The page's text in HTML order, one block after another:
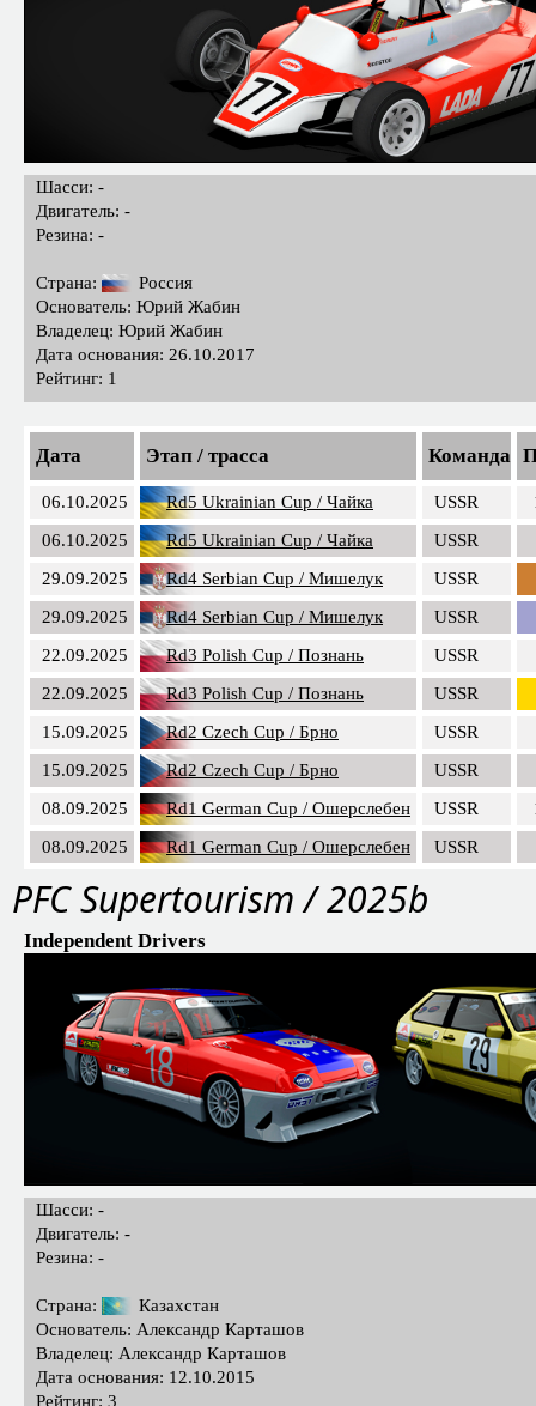
Шасси: -
Двигатель: -
Резина: -
Страна:
Россия
Основатель: Юрий Жабин
Владелец: Юрий Жабин
Дата основания: 26.10.2017
Рейтинг: 1
Дата Этап / трасса Команда
06.10.2025 Rd5 Ukrainian Cup / Чайка USSR
06.10.2025
Rd5 Ukrainian Cup / Чайка
USSR
29.09.2025
Rd4 Serbian Cup / Мишелук
USSR
29.09.2025
Rd4 Serbian Cup / Мишелук
USSR
22.09.2025
Rd3 Polish Cup / Познань
USSR
22.09.2025
Rd3 Polish Cup / Познань
USSR
15.09.2025
Rd2 Czech Cup / Брно
USSR
15.09.2025
Rd2 Czech Cup / Брно
USSR
08.09.2025
Rd1 German Cup / Ошерслебен USSR
08.09.2025
Rd1 German Cup / Ошерслебен USSR
PFC Supertourism / 2025b
Independent Drivers
Шасси: -
Двигатель: -
Резина: -
Страна:
Казахстан
Основатель: Александр Карташов
Владелец: Александр Карташов
Дата основания: 12.10.2015
Рейтинг: 3